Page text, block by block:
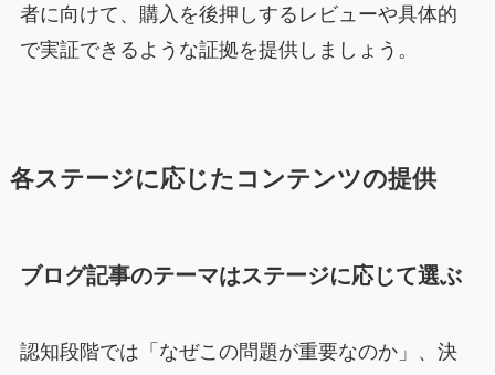
者に向けて、購入を後押しするレビューや具体的
で実証できるような証拠を提供しましょう。
各ステージに応じたコンテンツの提供
ブログ記事のテーマはステージに応じて選ぶ
認知段階では「なぜこの問題が重要なのか」、決